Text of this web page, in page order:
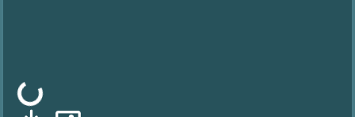
Φόρτωση...